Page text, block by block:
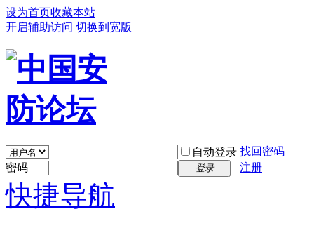
设为首页收藏本站
开启辅助访问 切换到宽版
自动登录 找回密码
密码
登录 注册
快捷导航